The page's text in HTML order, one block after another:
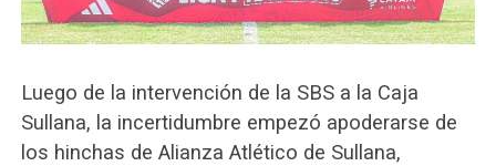
Luego de la intervención de la SBS a la Caja
Sullana, la incertidumbre empezó apoderarse de
los hinchas de Alianza Atlético de Sullana,